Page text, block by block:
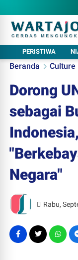
PERISTIWA
Beranda Culture
Dorong
sebagai
Negara"
Rabu,